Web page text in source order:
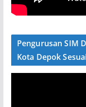
Pengurusan SIM
Kota Depok